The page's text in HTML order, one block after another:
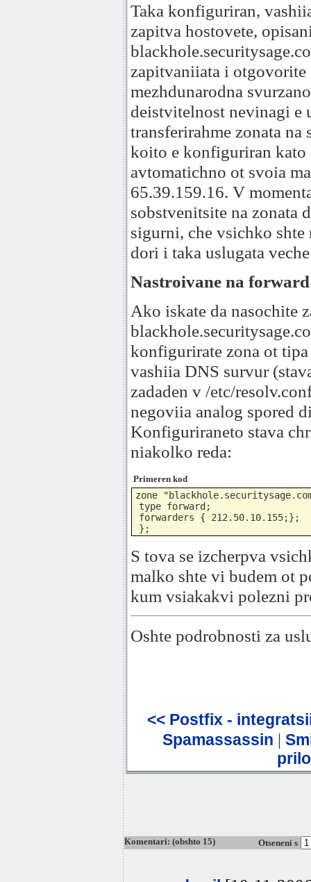
Taka konfiguriran,
zapitva hostovete,
zapitvaniiata i otgovorite
mezhdunarodna
deistvitelnost nevinagi e
transferirahme zonata
koito e konfiguriran kato
avtomatichno ot svoia
65.39.159.16. V
sobstvenitsite na zonata
sigurni, che vsichko
dori i taka uslugata
Nastroivane na
Ako iskate da nasochite
konfigurirate zona ot
vashiia DNS survur
zadaden v /etc/
negoviia analog spored
Konfiguriraneto stava
niakolko reda:
Primeren kod
zone
type forward;
forwarders { 212.50.10.155;};
};
S tova se izcherpva
malko shte vi budem ot
kum vsiakakvi polezni
Oshte podrobnosti za
<< Postfix -
Spamassassin |
Komentari: (obshto 15) Otseneni s